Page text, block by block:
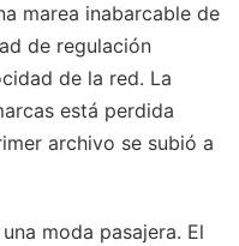
marea inabarcable de
de regulación
de la red. La
está perdida
archivo se subió a
moda pasajera. El